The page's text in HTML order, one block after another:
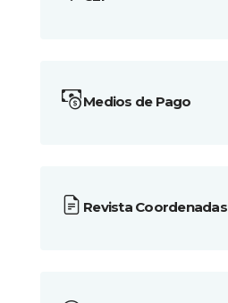
Medios de Pago
Revista Coordenadas